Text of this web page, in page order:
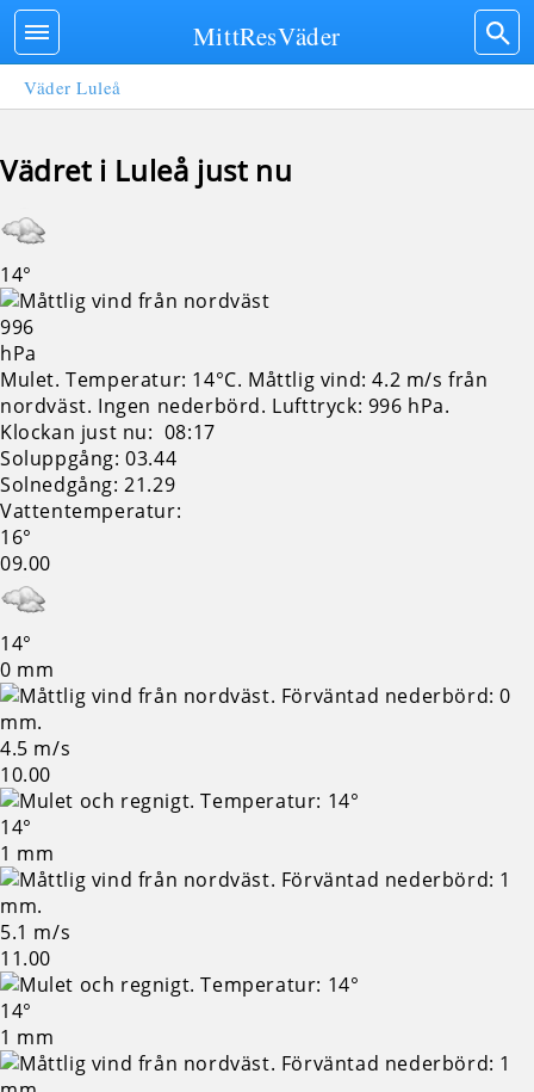
Väder Luleå
Vädret i Luleå just nu
14°
996
hPa
Mulet. Temperatur: 14°C. Måttlig vind: 4.2 m/s från
nordväst. Ingen nederbörd. Lufttryck: 996 hPa.
Klockan just nu: 08:17
Soluppgång: 03.44
Solnedgång: 21.29
Vattentemperatur:
16°
09.00
14°
0 mm
4.5 m/s
10.00
14°
1 mm
5.1 m/s
11.00
14°
1 mm
MittResVäder